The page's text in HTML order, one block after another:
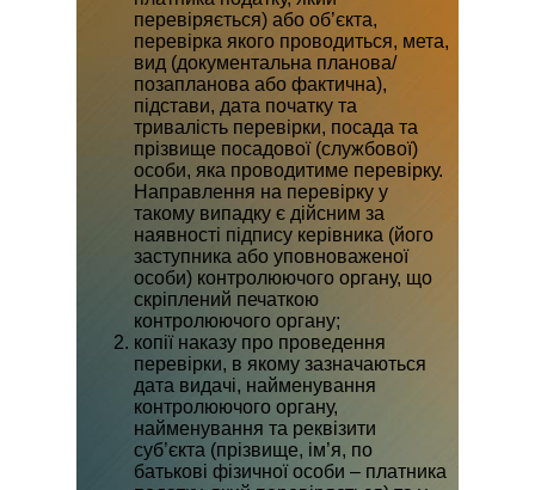
перевіряється) або об’єкта,
перевірка якого проводиться, мета,
вид (документальна планова/
позапланова або фактична),
підстави, дата початку та
тривалість перевірки, посада та
прізвище посадової (службової)
особи, яка проводитиме перевірку.
Направлення на перевірку у
такому випадку є дійсним за
наявності підпису керівника (його
заступника або уповноваженої
особи) контролюючого органу, що
скріплений печаткою
контролюючого органу;
копії наказу про проведення
перевірки, в якому зазначаються
дата видачі, найменування
контролюючого органу,
найменування та реквізити
суб’єкта (прізвище, ім’я, по
батькові фізичної особи – платника